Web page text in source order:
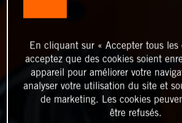
En cliquant sur « Accepter tous les
acceptez que des cookies soient
appareil pour améliorer votre
analyser votre utilisation du site et
de marketing. Les cookies
être refusés.